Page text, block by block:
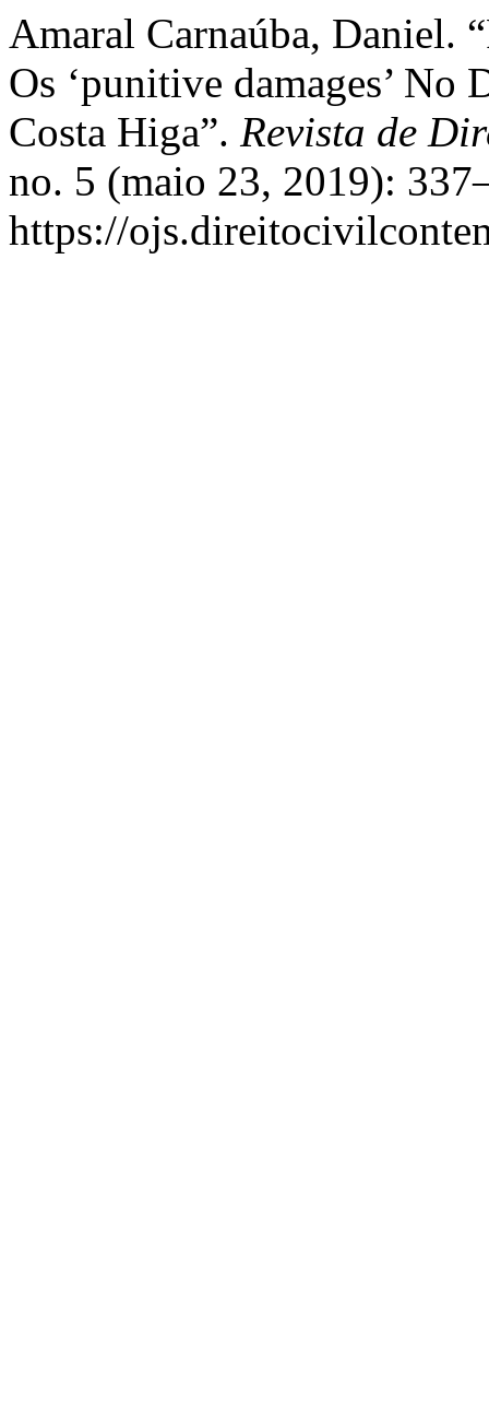
Amaral Carnaúba, Daniel.
Os ‘punitive damages’
Costa Higa”. Revista de
no. 5 (maio 23, 2019):
https://